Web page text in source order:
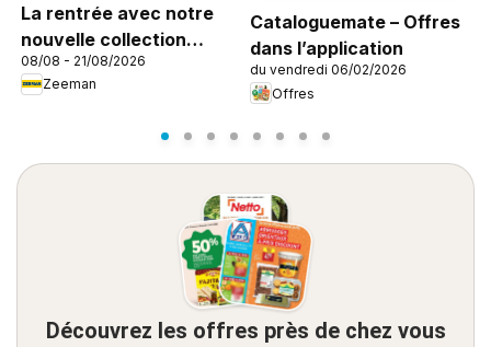
La rentrée avec notre
nouvelle collection
enfant
08/08 - 21/08/2026
Zeeman
Cataloguemate – Offres
dans l’application
du vendredi 06/02/2026
Offres
Découvrez les offres près de chez vous